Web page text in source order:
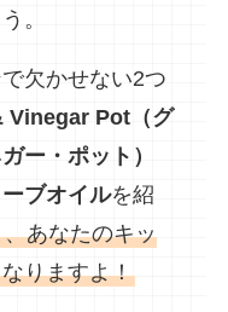
。
欠かせない2つ
Vinegar Pot（グ
ー・ポット）
ブオイルを紹
あなたのキッ
りますよ！